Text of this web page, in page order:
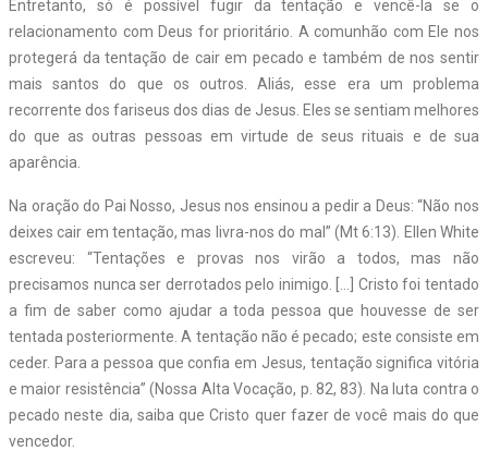
Entretanto, só é possível fugir da tentação e vencê-la se o
relacionamento com Deus for prioritário. A comunhão com Ele nos
protegerá da tentação de cair em pecado e também de nos sentir
mais santos do que os outros. Aliás, esse era um problema
recorrente dos fariseus dos dias de Jesus. Eles se sentiam melhores
do que as outras pessoas em virtude de seus rituais e de sua
aparência.
Na oração do Pai Nosso, Jesus nos ensinou a pedir a Deus: “Não nos
deixes cair em tentação, mas livra-nos do mal” (Mt 6:13). Ellen White
escreveu: “Tentações e provas nos virão a todos, mas não
precisamos nunca ser derrotados pelo inimigo. […] Cristo foi tentado
a fim de saber como ajudar a toda pessoa que houvesse de ser
tentada posteriormente. A tentação não é pecado; este consiste em
ceder. Para a pessoa que confia em Jesus, tentação significa vitória
e maior resistência” (Nossa Alta Vocação, p. 82, 83). Na luta contra o
pecado neste dia, saiba que Cristo quer fazer de você mais do que
vencedor.